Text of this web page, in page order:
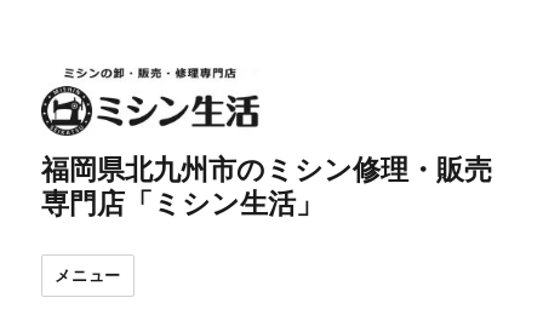
福岡県北九州市のミシン修理・販売
専門店「ミシン生活」
メニュー